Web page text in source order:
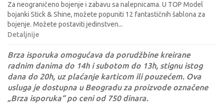
Za neograničeno bojenje i zabavu sa nalepnicama. U TOP Model
bojanki Stick & Shine, možete popuniti 12 fantastičnih šablona za
bojenje. Možete postaviti jedinstven...
Detaljnije
Brza isporuka omogućava da porudžbine kreirane
radnim danima do 14h i subotom do 13h, stignu istog
dana do 20h, uz plaćanje karticom ili pouzećem. Ova
usluga je dostupna u Beogradu za proizvode označene
„Brza isporuka“ po ceni od 750 dinara.